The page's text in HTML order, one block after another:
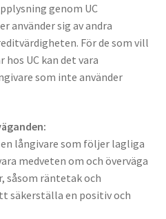
genom UC
använder sig av andra
För de som vill
UC kan det vara
som inte använder
långivare som följer lagliga
medveten om och överväga
såsom räntetak och
säkerställa en positiv och